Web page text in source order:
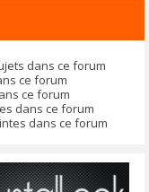
dans ce forum
ce forum
ce forum
dans ce forum
dans ce forum